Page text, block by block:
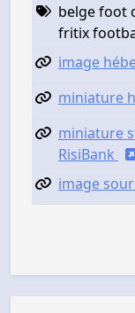
belge foot
fritix
image
miniature
miniature
RisiBank
image